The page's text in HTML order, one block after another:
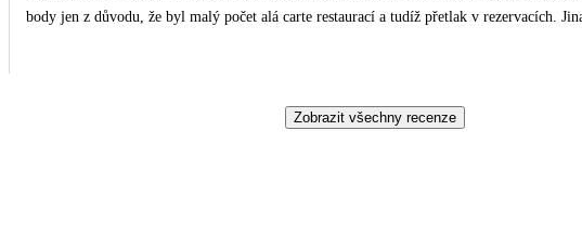
body jen z důvodu, že byl malý počet alá carte restaurací a tudíž přetlak v rezervacích.
Zobrazit všechny recenze